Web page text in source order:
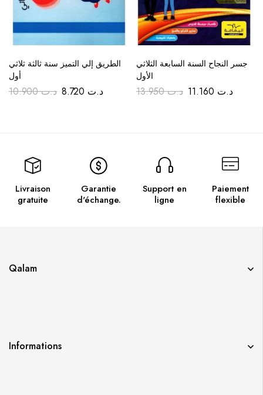
الطريق إلي التميز سنة ثالثة ثلاثي
أول
د.ت10.900 د.ت
جسر النجاح السنة السابعة الثلاثي
الأول
د.ت13.950 د.ت
Livraison
gratuite
Garantie
d'échange.
Support en
ligne
Paiement
flexible
Qalam
Informations